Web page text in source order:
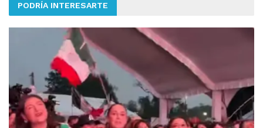
PODRÍA INTERESARTE